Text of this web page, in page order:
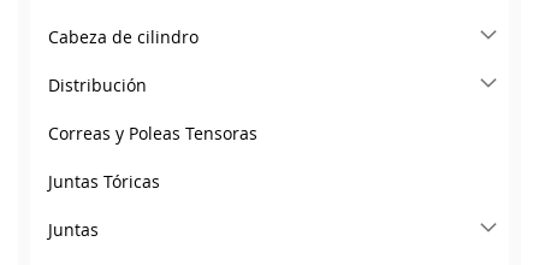
Cabeza de cilindro
Distribución
Correas y Poleas Tensoras
Juntas Tóricas
Juntas